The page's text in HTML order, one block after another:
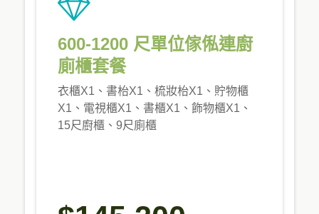
600-1200 尺單位傢俬連廚
廁櫃套餐
衣櫃X1、書枱X1、梳妝枱X1、貯物櫃
X1、電視櫃X1、書櫃X1、飾物櫃X1、
15尺廚櫃、9尺廁櫃